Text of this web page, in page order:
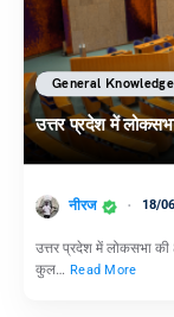
General Knowledge
उत्तर प्रदेश में
नीरज 18/
उत्तर प्रदेश में लोकसभा
कुल… Read More